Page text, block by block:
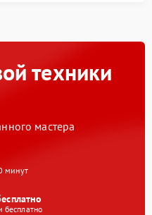
техники
мастера
минут